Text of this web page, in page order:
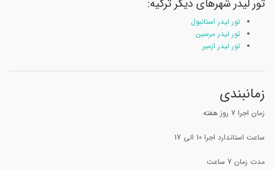
تور لیدر شهرهای دیگر ترکیه:
تور لیدر استانبول
تور لیدر مرسین
تور لیدر ازمیر
زمانبندی
زمان اجرا 7 روز هفته
ساعت استاندارد اجرا 10 الی 17
مدت زمان 7 ساعت